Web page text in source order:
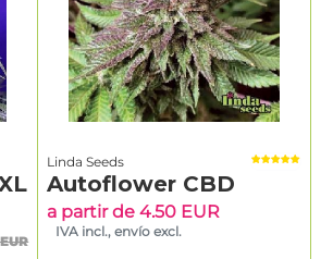
Linda Seeds
Autoflower CBD
a partir de 4.50 EUR
IVA incl., envío excl.